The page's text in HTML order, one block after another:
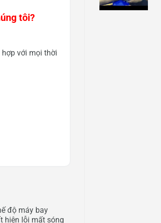
tôi?
với mọi thời
độ máy bay
hiện lỗi mất sóng